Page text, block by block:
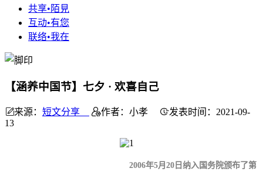
共享•陌見
互动•有您
联络•我在
【涵养中国节】七夕 · 欢喜自己
来源： 短文分享 作者：小孝
发表时间：2021-09-
13
2006年5月20日纳入国务院颁布了第